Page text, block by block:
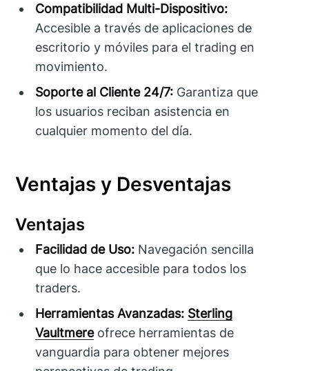
Compatibilidad Multi-Dispositivo:
Accesible a través de aplicaciones de
escritorio y móviles para el trading en
movimiento.
Soporte al Cliente 24/7: Garantiza que
los usuarios reciban asistencia en
cualquier momento del día.
Ventajas y Desventajas
Ventajas
Facilidad de Uso: Navegación sencilla
que lo hace accesible para todos los
traders.
Herramientas Avanzadas: Sterling
Vaultmereofrece herramientas de
vanguardia para obtener mejores